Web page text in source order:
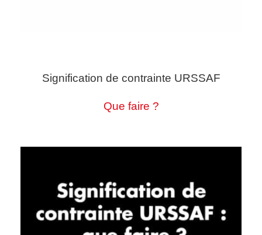
Signification de contrainte URSSAF
Que faire ?